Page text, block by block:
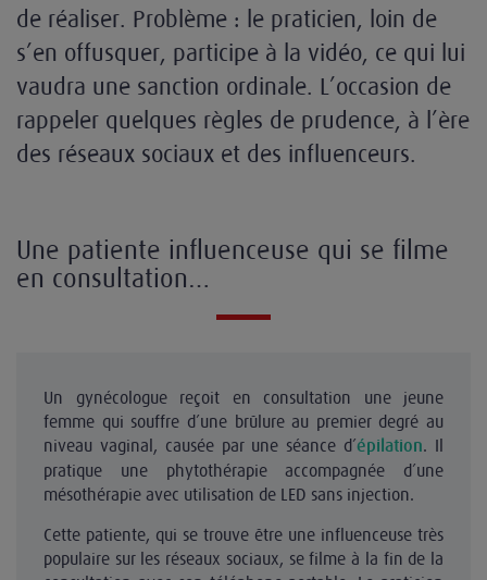
de réaliser. Problème : le praticien, loin de
s’en offusquer, participe à la vidéo, ce qui lui
vaudra une sanction ordinale. L’occasion de
rappeler quelques règles de prudence, à l’ère
des réseaux sociaux et des influenceurs.
Une patiente influenceuse qui se filme
en consultation…
Un gynécologue reçoit en consultation une jeune
femme qui souffre d’une brûlure au premier degré au
niveau vaginal, causée par une séance d’épilation. Il
pratique une phytothérapie accompagnée d’une
mésothérapie avec utilisation de LED sans injection.
Cette patiente, qui se trouve être une influenceuse très
populaire sur les réseaux sociaux, se filme à la fin de la